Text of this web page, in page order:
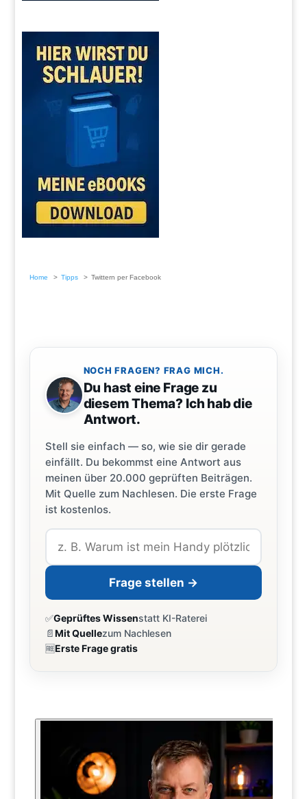
Home Tipps Twittern per Facebook
NOCH FRAGEN? FRAG MICH.
Du hast eine Frage zu
diesem Thema? Ich hab die
Antwort.
Stell sie einfach — so, wie sie dir gerade
einfällt. Du bekommst eine Antwort aus
meinen über 20.000 geprüften Beiträgen.
Mit Quelle zum Nachlesen. Die erste Frage
ist kostenlos.
Frage stellen →
✅Geprüftes Wissenstatt KI-Raterei
📄Mit Quellezum Nachlesen
🆓Erste Frage gratis